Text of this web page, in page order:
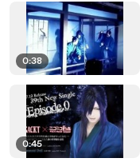
0:38
0:45